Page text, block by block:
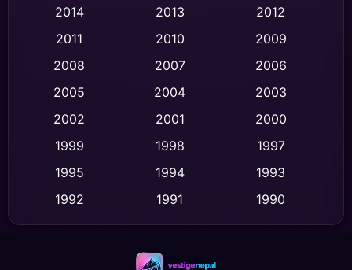
Crime อาชญากรรม (525)
Cult Film
Dance เต้น (10)
Detective สืบสวน (62)
2014
2013
2012
2011
2010
2009
2008
2007
2006
2005
2004
2003
2002
2001
2000
1999
1998
1997
1995
1994
1993
1992
1991
1990
1989
1988
1986
1983